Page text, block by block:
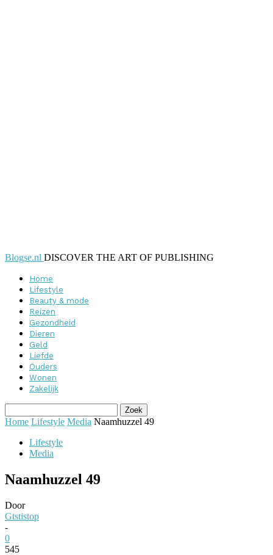
Blogse.nl DISCOVER THE ART OF PUBLISHING
Home
Lifestyle
Beauty & mode
Reizen
Gezondheid
Dieren
Geld
Liefde
Ouders
Wonen
Zakelijk
Home Lifestyle Media Naamhuzzel 49
Lifestyle
Media
Naamhuzzel 49
Door
Gtstistop
-
0
545